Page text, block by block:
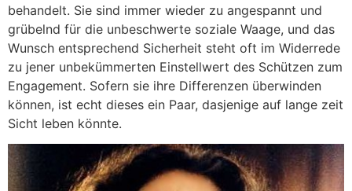
behandelt. Sie sind immer wieder zu angespannt und
grübelnd für die unbeschwerte soziale Waage, und das
Wunsch entsprechend Sicherheit steht oft im Widerrede
zu jener unbekümmerten Einstellwert des Schützen zum
Engagement. Sofern sie ihre Differenzen überwinden
können, ist echt dieses ein Paar, dasjenige auf lange zeit
Sicht leben könnte.